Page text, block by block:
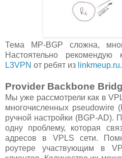
Тема MP-BGP сложна,
Настоятельно
L3VPN от ребят из linkmeup.ru.
Provider Backbone
Мы уже рассмотрели как в
многочисленных pseudowire
ручной настройки (BGP-
одну проблему, которая
адресов в VPLS сети.
роутере участвующим в